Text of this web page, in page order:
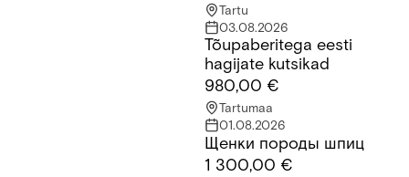
Tartu
03.08.2026
Tõupaberitega eesti hagijate kutsikadTõupaberitega eesti
hagijate kutsikad
980,00 €
Tartumaa
01.08.2026
Щенки породы шпиц
1 300,00 €